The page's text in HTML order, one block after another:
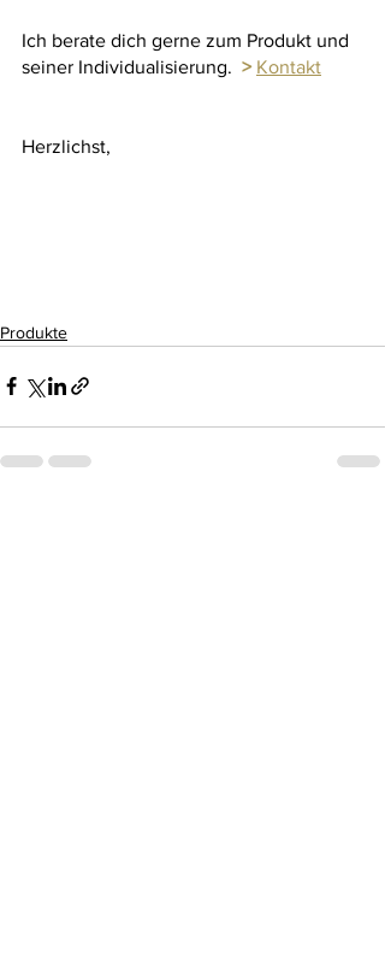
Ich berate dich gerne zum Produkt und
seiner Individualisierung. > Kontakt
Herzlichst,
Produkte